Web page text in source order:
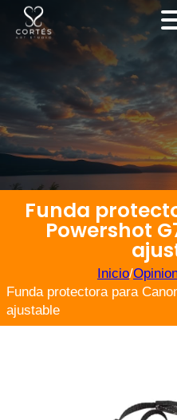
Funda
Powershot
Inicio/
Funda protectora para
ajustable